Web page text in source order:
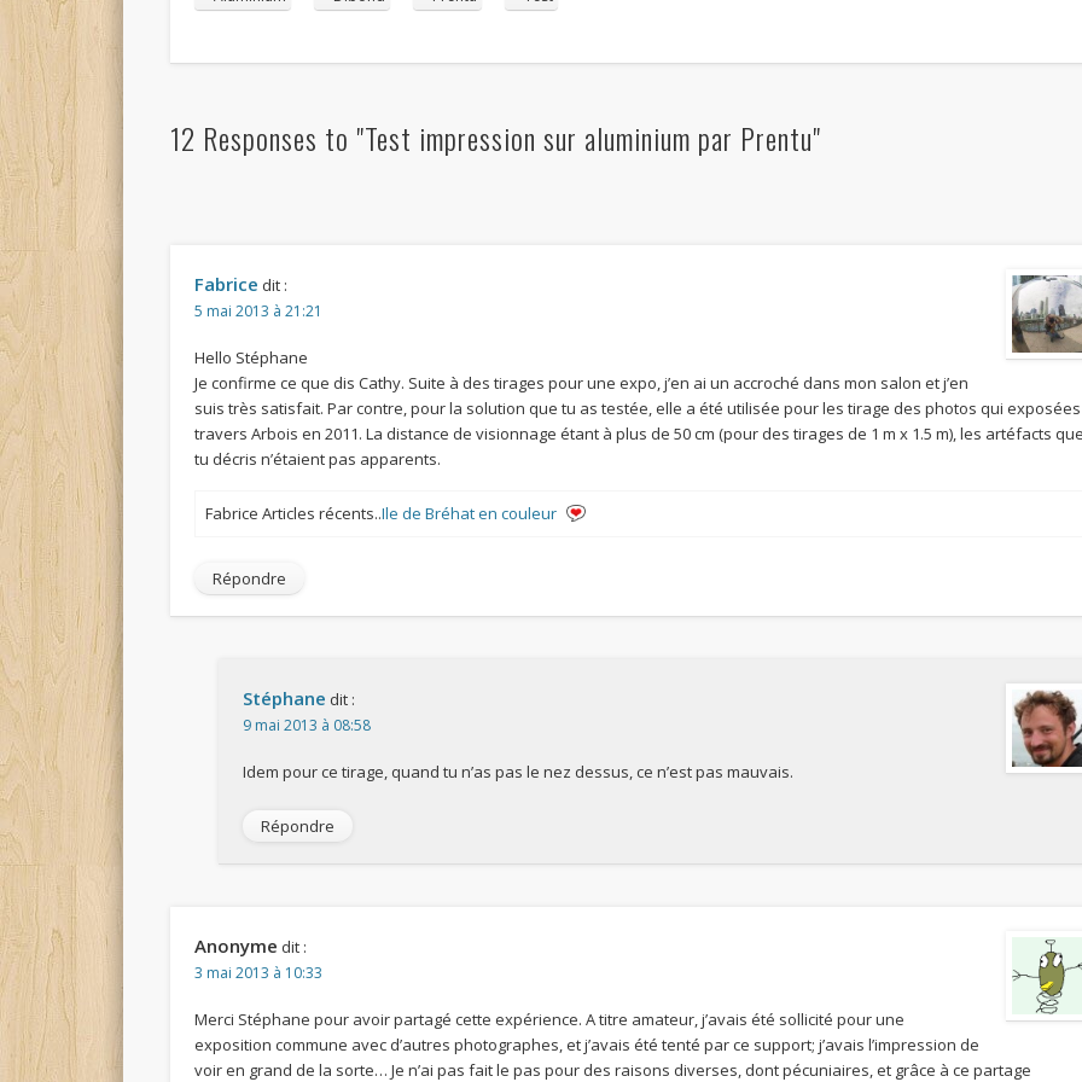
12 Responses to "Test impression sur aluminium par Prentu"
Fabrice dit :
5 mai 2013 à 21:21
Hello Stéphane
Je confirme ce que dis Cathy. Suite à des tirages pour une expo, j’en ai un accroché dans mon salon et j’en
suis très satisfait. Par contre, pour la solution que tu as testée, elle a été utilisée pour les tirage des photos qui
travers Arbois en 2011. La distance de visionnage étant à plus de 50 cm (pour des tirages de 1 m x 1.5 m), les artéfacts
tu décris n’étaient pas apparents.
Fabrice Articles récents..Ile de Bréhat en couleur
Répondre
Stéphane dit :
9 mai 2013 à 08:58
Idem pour ce tirage, quand tu n’as pas le nez dessus, ce n’est pas mauvais.
Répondre
Anonyme dit :
3 mai 2013 à 10:33
Merci Stéphane pour avoir partagé cette expérience. A titre amateur, j’avais été sollicité pour une
exposition commune avec d’autres photographes, et j’avais été tenté par ce support; j’avais l’impression de
voir en grand de la sorte… Je n’ai pas fait le pas pour des raisons diverses, dont pécuniaires, et grâce à ce partage